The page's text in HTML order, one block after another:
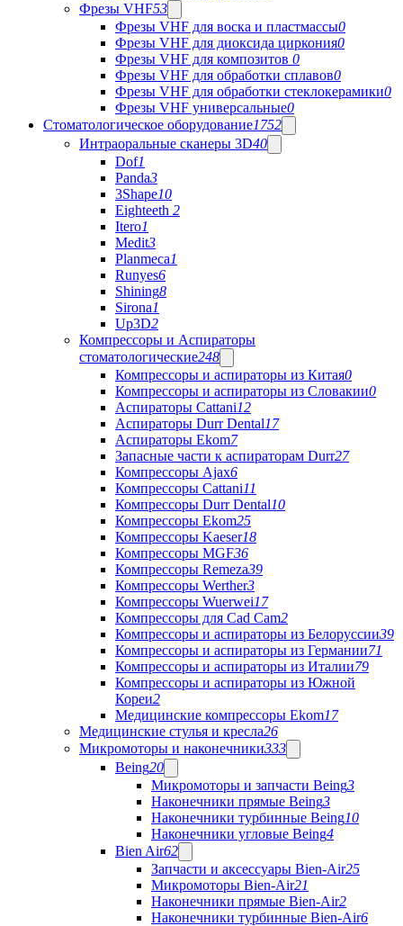
Фрезы VHF53
Фрезы VHF для воска и пластмассы0
Фрезы VHF для диоксида циркония0
Фрезы VHF для композитов 0
Фрезы VHF для обработки сплавов0
Фрезы VHF для обработки стеклокерамики0
Фрезы VHF универсальные0
Стоматологическое оборудование1752
Интраоральные сканеры 3D40
Dof1
Panda3
3Shape10
Eighteeth 2
Itero1
Medit3
Planmeca1
Runyes6
Shining8
Sirona1
Up3D2
Компрессоры и Аспираторы
стоматологические248
Компрессоры и аспираторы из Китая0
Компрессоры и аспираторы из Словакии0
Аспираторы Cattani12
Аспираторы Durr Dental17
Аспираторы Ekom7
Запасные части к аспираторам Durr27
Компрессоры Ajax6
Компрессоры Cattani11
Компрессоры Durr Dental10
Компрессоры Ekom25
Компрессоры Kaeser18
Компрессоры MGF36
Компрессоры Remeza39
Компрессоры Werther3
Компрессоры Wuerwei17
Компрессоры для Cad Cam2
Компрессоры и аспираторы из Белоруссии39
Компрессоры и аспираторы из Германии71
Компрессоры и аспираторы из Италии79
Компрессоры и аспираторы из Южной
Кореи2
Медицинские компрессоры Ekom17
Медицинские стулья и кресла26
Микромоторы и наконечники333
Being20
Микромоторы и запчасти Being3
Наконечники прямые Being3
Наконечники турбинные Being10
Наконечники угловые Being4
Bien Air62
Запчасти и аксессуары Bien-Air25
Микромоторы Bien-Air21
Наконечники прямые Bien-Air2
Наконечники турбинные Bien-Air6